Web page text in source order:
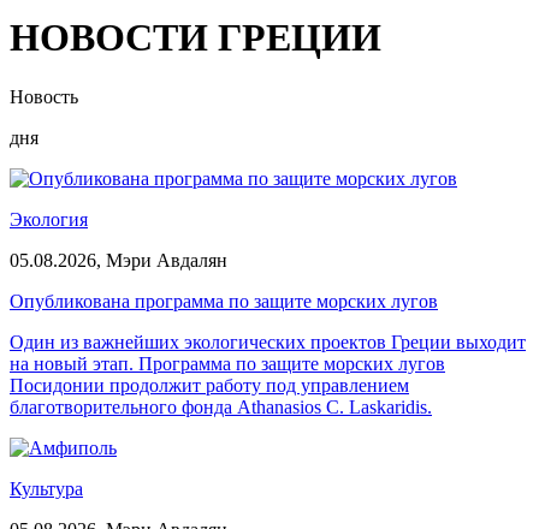
НОВОСТИ ГРЕЦИИ
Новость
дня
Экология
05.08.2026, Мэри Авдалян
Опубликована программа по защите морских лугов
Один из важнейших экологических проектов Греции выходит
на новый этап. Программа по защите морских лугов
Посидонии продолжит работу под управлением
благотворительного фонда Athanasios C. Laskaridis.
Культура